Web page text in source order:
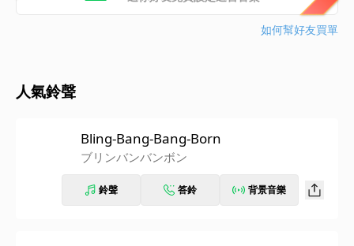
如何幫好友買單
人氣鈴聲
Bling-Bang-Bang-Born
ブリンバンバンボン
鈴聲 答鈴 背景音樂